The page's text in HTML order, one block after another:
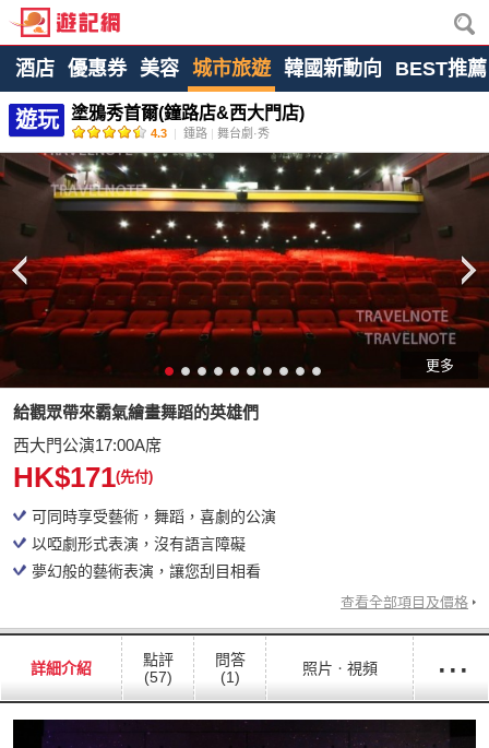
酒店 優惠券 美容 城市旅遊 韓國新動向 BEST推薦
遊玩 塗鴉秀首爾(鐘路店&西大門店)
4.3 | 鍾路 | 舞台劇·秀
更多
給觀眾帶來霸氣繪畫舞蹈的英雄們
西大門公演17:00A席
HK$171(先付)
可同時享受藝術，舞蹈，喜劇的公演
以啞劇形式表演，沒有語言障礙
夢幻般的藝術表演，讓您刮目相看
查看全部項目及價格
詳細介紹
點評
(57)
問答
(1)
照片ㆍ視頻 ···